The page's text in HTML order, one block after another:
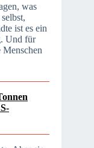
was
ist es ein
Und für